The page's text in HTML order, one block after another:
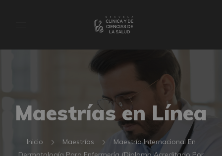
Maestrías en Línea
Inicio Maestrías
Maestría Internacional En